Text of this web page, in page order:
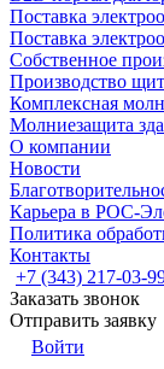
Поставка
Поставка
Собственное
Производство
Комплексная
Молниезащита
О компании
Новости
Карьера в РОС-
Политика
Контакты
+7 (343) 217-03-
Заказать звонок
Отправить заявку
Войти